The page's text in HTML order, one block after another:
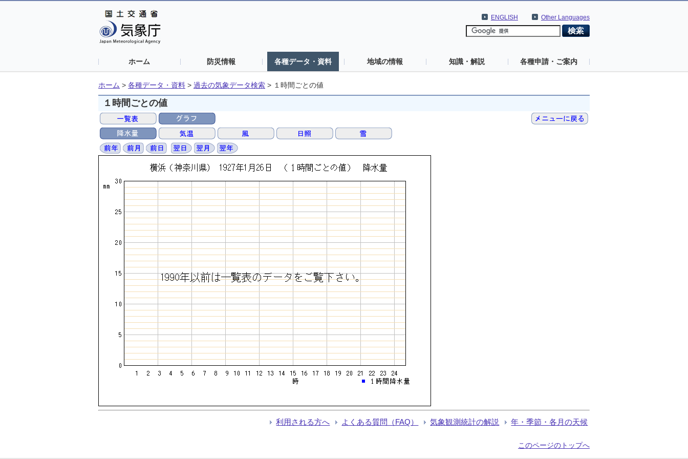
Other Languages
ENGLISH
ホーム 防災情報 各種データ・資料 地域の情報 知識・解説 各種申請・ご案内
ホーム > 各種データ・資料 > 過去の気象データ検索 > １時間ごとの値
１時間ごとの値
利用される方へ よくある質問（FAQ） 気象観測統計の解説 年・季節・各月の天候
このページのトップへ